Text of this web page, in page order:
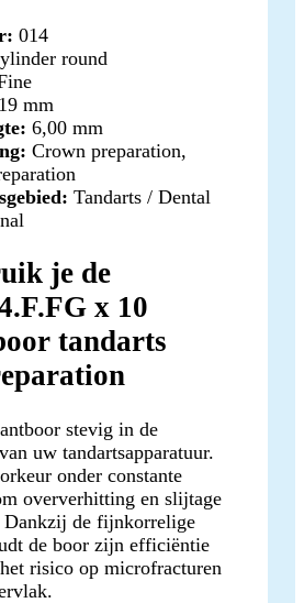
014
round
19 mm
6,00 mm
Crown preparation,
Tandarts / Dental
je de
x 10
tandarts
stevig in de
uw tandartsapparatuur.
onder constante
oververhitting en slijtage
Dankzij de fijnkorrelige
de boor zijn efficiëntie
risico op microfracturen